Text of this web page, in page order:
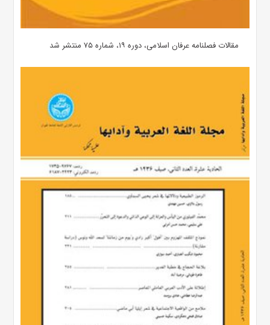
مقالات فصلنامه عرفان اسلامی، دوره ۱۹، شماره ۷۵ منتشر شد